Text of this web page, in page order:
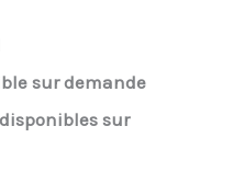
sur demande
sur